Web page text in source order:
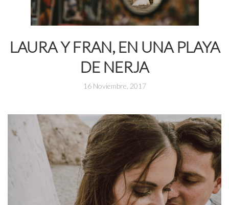
LAURA Y FRAN, EN UNA PLAYA
DE NERJA
16 Noviembre, 2017